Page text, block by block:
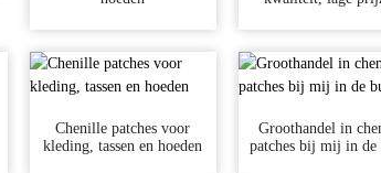
Chenille patches voor
kleding, tassen en hoeden
Groothandel in
patches bij mij in de